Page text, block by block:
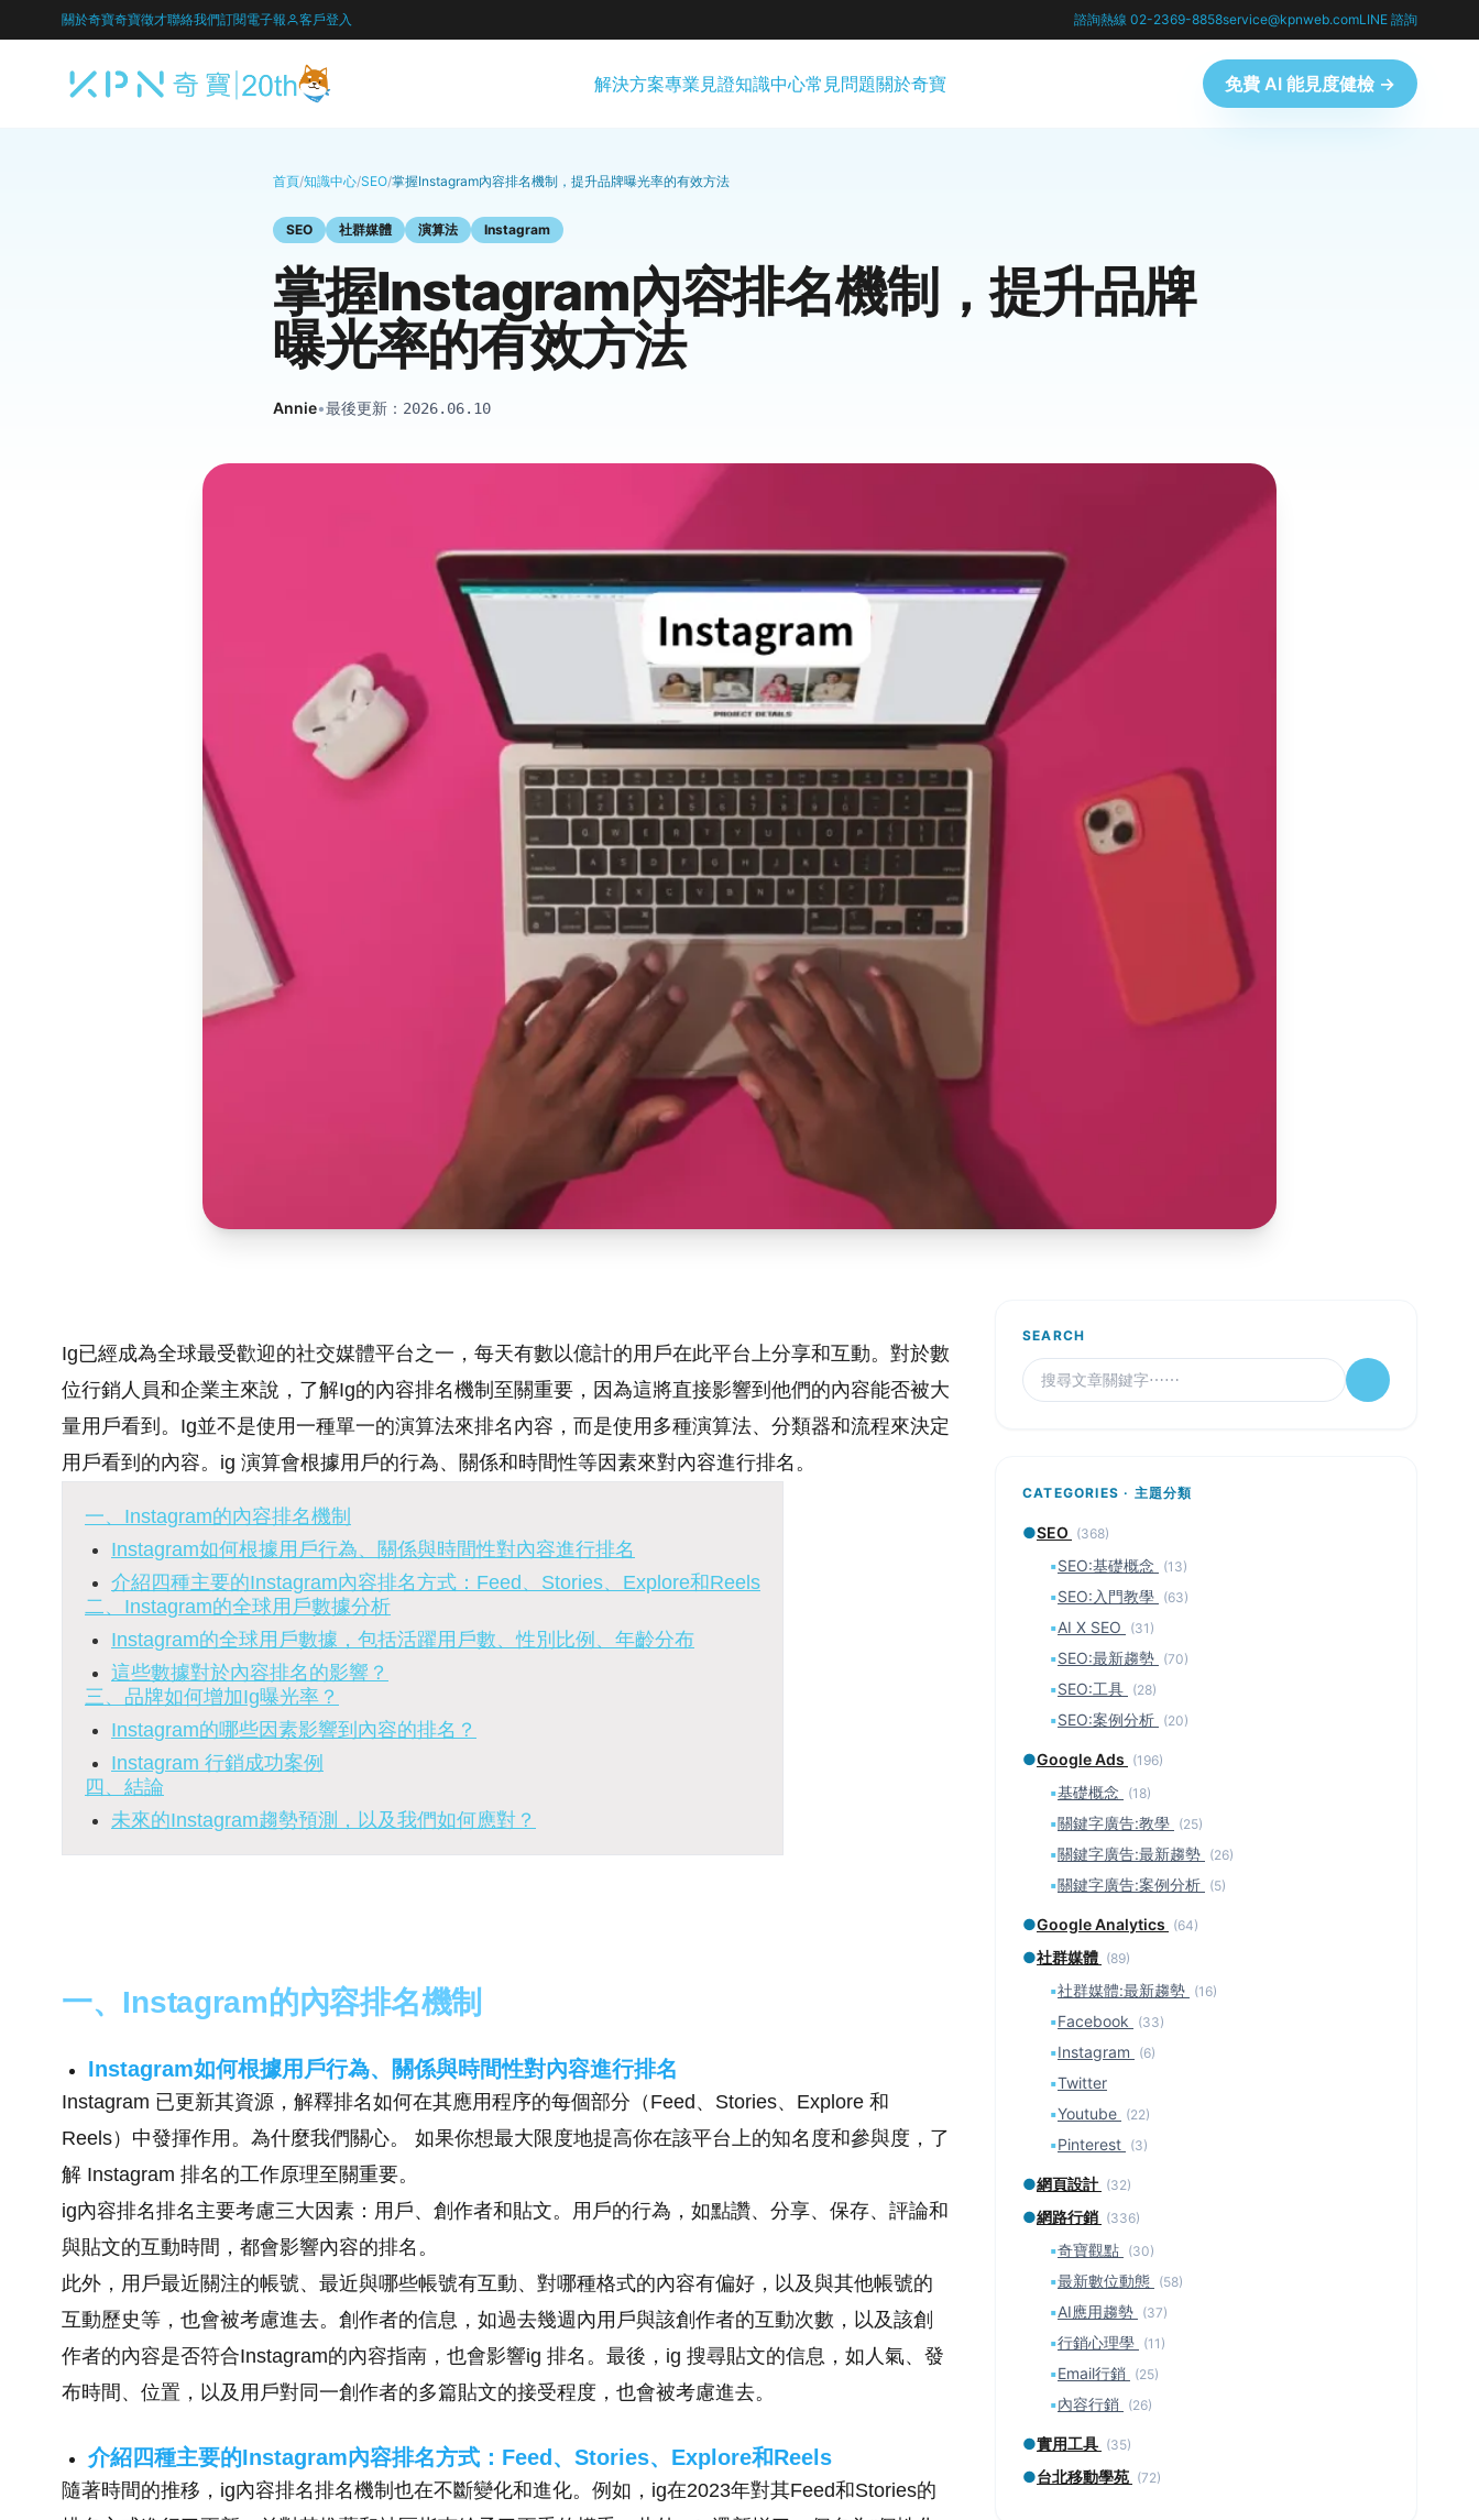
關於奇寶奇寶徵才聯絡我們訂閱電子報 客戶登入 諮詢熱線 02-2369-8858service@kpnweb.comLINE 諮詢
解決方案專業見證知識中心常見問題關於奇寶 免費 AI 能見度健檢 →
首頁/知識中心/SEO/掌握Instagram內容排名機制，提升品牌曝光率的有效方法
SEO 社群媒體 演算法 Instagram
掌握Instagram內容排名機制，提升品牌
曝光率的有效方法
Annie•最後更新： 2026.06.10
Ig已經成為全球最受歡迎的社交媒體平台之一，每天有數以億計的用戶在此平台上分享和互動。對於數
位行銷人員和企業主來說，了解Ig的內容排名機制至關重要，因為這將直接影響到他們的內容能否被大
量用戶看到。Ig並不是使用一種單一的演算法來排名內容，而是使用多種演算法、分類器和流程來決定
用戶看到的內容。ig 演算會根據用戶的行為、關係和時間性等因素來對內容進行排名。
一、Instagram的內容排名機制
Instagram如何根據用戶行為、關係與時間性對內容進行排名
介紹四種主要的Instagram內容排名方式：Feed、Stories、Explore和Reels
二、Instagram的全球用戶數據分析
Instagram的全球用戶數據，包括活躍用戶數、性別比例、年齡分布
這些數據對於內容排名的影響？
三、品牌如何增加Ig曝光率？
Instagram的哪些因素影響到內容的排名？
Instagram 行銷成功案例
四、結論
未來的Instagram趨勢預測，以及我們如何應對？
一、Instagram的內容排名機制
Instagram如何根據用戶行為、關係與時間性對內容進行排名
Instagram 已更新其資源，解釋排名如何在其應用程序的每個部分（Feed、Stories、Explore 和
Reels）中發揮作用。為什麼我們關心。 如果你想最大限度地提高你在該平台上的知名度和參與度，了
解 Instagram 排名的工作原理至關重要。
ig內容排名排名主要考慮三大因素：用戶、創作者和貼文。用戶的行為，如點讚、分享、保存、評論和
與貼文的互動時間，都會影響內容的排名。
此外，用戶最近關注的帳號、最近與哪些帳號有互動、對哪種格式的內容有偏好，以及與其他帳號的
互動歷史等，也會被考慮進去。創作者的信息，如過去幾週內用戶與該創作者的互動次數，以及該創
作者的內容是否符合Instagram的內容指南，也會影響ig 排名。最後，ig 搜尋貼文的信息，如人氣、發
布時間、位置，以及用戶對同一創作者的多篇貼文的接受程度，也會被考慮進去。
介紹四種主要的Instagram內容排名方式：Feed、Stories、Explore和Reels
隨著時間的推移，ig內容排名排名機制也在不斷變化和進化。例如，ig在2023年對其Feed和Stories的
SEARCH
CATEGORIES · 主題分類
●SEO (368)
▪SEO:基礎概念 (13)
▪SEO:入門教學 (63)
▪AI X SEO (31)
▪SEO:最新趨勢 (70)
▪SEO:工具 (28)
▪SEO:案例分析 (20)
●Google Ads (196)
▪基礎概念 (18)
▪關鍵字廣告:教學 (25)
▪關鍵字廣告:最新趨勢 (26)
▪關鍵字廣告:案例分析 (5)
●Google Analytics (64)
●社群媒體 (89)
▪社群媒體:最新趨勢 (16)
▪Facebook (33)
▪Instagram (6)
▪Twitter
▪Youtube (22)
▪Pinterest (3)
●網頁設計 (32)
●網路行銷 (336)
▪奇寶觀點 (30)
▪最新數位動態 (58)
▪AI應用趨勢 (37)
▪行銷心理學 (11)
▪Email行銷 (25)
▪內容行銷 (26)
●實用工具 (35)
●台北移動學苑 (72)